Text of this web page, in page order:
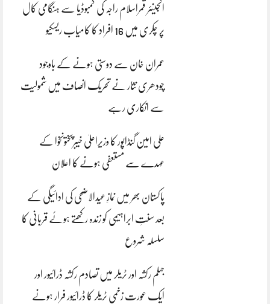
انجینئر قمراسلام راجہ کی کمبوڈیا سے ہنگامی کال
پر چکری میں 16 افراد کا کامیاب ریسکیو
عمران خان سے دوستی ہونے کے باوجود
چودھری نثار نے تحریک انصاف میں شمولیت
سے انکاری رہے
علی امین گنڈاپور کا وزیراعلیٰ خیبرپختونخوا کے
عہدے سے مستعفی ہونے کا اعلان
پاکستان بھر میں نمازِ عیدالاضحی کی ادائیگی کے
بعد سنتِ ابراہیمی کو زندہ رکھتے ہوئے قربانی کا
سلسلہ شروع
جہلم رکشہ اور ٹریلر میں تصادم رکشہ ڈرائیور اور
ایک عورت زخمی ٹریلر کا ڈرائیور فرار ہونے